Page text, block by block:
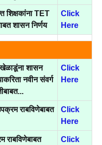
शिक्षकांना TET
शासन निर्णय
Click
Here
शासन
नवीन संवर्ग
Click
Here
राबविणेबाबत
Click
Here
राबविणेबाबत
Click